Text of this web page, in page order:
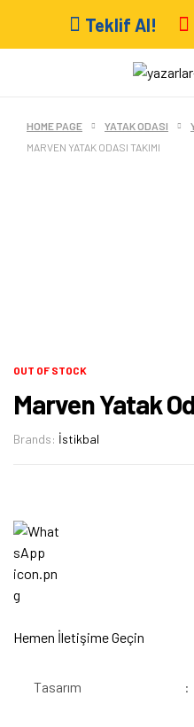
Teklif Al!
HOME PAGE YATAK ODASI
MARVEN YATAK ODASI TAKIMI
OUT OF STOCK
Marven Yatak
Brands: İstikbal
Hemen İletişime Geçin
Tasarım :